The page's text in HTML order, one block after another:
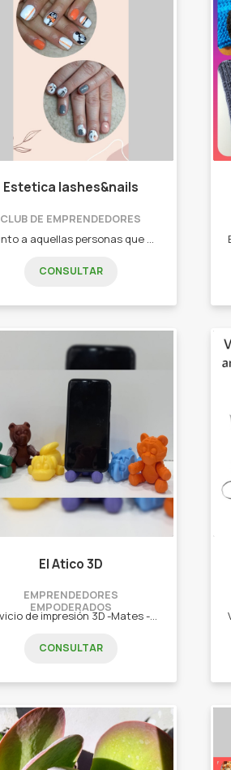
Estetica lashes&nails
CLUB DE EMPRENDEDORES
Apunto a aquellas personas que quieran verse bien físicamente y aumentar su confianza - Lifting de pestañas - Extensiones de pestañas - Perfilado de cejas - Esmaltado semipermanente - Capping gel - Esculpidas en gel - Soft gel
CONSULTAR
El Atico 3D
EMPRENDEDORES
EMPODERADOS
Servicio de impresión 3D -Mates -Macetas -Llaveros -Juguetes
CONSULTAR